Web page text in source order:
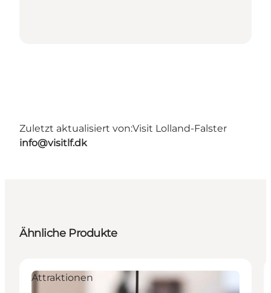
Zuletzt aktualisiert von:Visit Lolland-Falster
info@visitlf.dk
Ähnliche Produkte
Attraktionen